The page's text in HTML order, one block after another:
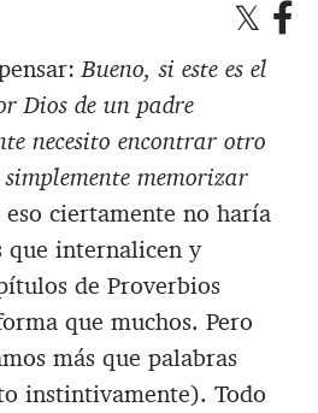
Bueno, si este es el
Dios de un padre
necesito encontrar otro
memorizar
eso ciertamente no haría
que internalicen y
de Proverbios
que muchos. Pero
más que palabras
instintivamente). Todo